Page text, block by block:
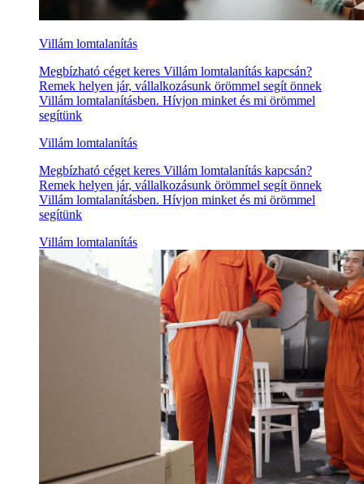
Villám lomtalanítás
Megbízható céget keres Villám lomtalanítás kapcsán?
Remek helyen jár, vállalkozásunk örömmel segít önnek
Villám lomtalanításben. Hívjon minket és mi örömmel
segítünk
Villám lomtalanítás
Megbízható céget keres Villám lomtalanítás kapcsán?
Remek helyen jár, vállalkozásunk örömmel segít önnek
Villám lomtalanításben. Hívjon minket és mi örömmel
segítünk
Villám lomtalanítás